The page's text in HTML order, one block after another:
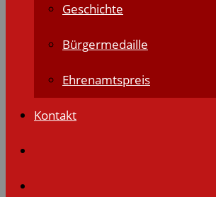
Geschichte
Bürgermedaille
Ehrenamtspreis
Kontakt